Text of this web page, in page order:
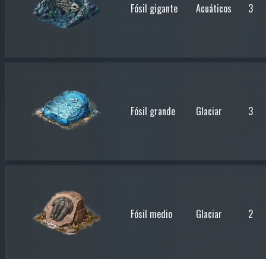
Fósil gigante Acuáticos 3
Fósil grande Glaciar 3
Fósil medio Glaciar 2